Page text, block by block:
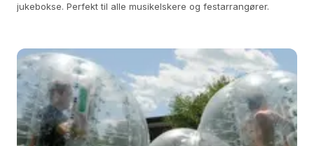
jukebokse. Perfekt til alle musikelskere og festarrangører.